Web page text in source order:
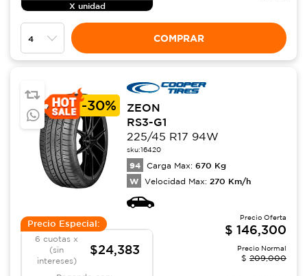
X unidad
COMPRAR
-30%
ZEON
RS3-G1
225/45 R17 94W
sku:16420
94 Carga Max: 670 Kg
W Velocidad Max: 270 Km/h
Precio Especial:
6 cuotas x
(sin
intereses)
$24,383
Precio Oferta
$ 146,300
Precio Normal
$ 209,000